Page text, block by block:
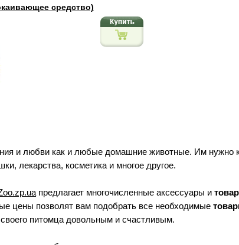
средство)
и любви как и любые домашние животные. Им нужно
лекарства, косметика и многое другое.
предлагает многочисленные аксессуары и
цены позволят вам подобрать все необходимые
питомца довольным и счастливым.